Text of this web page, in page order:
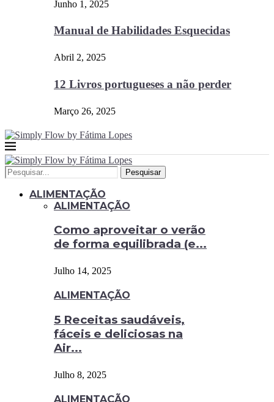
Junho 1, 2025
Manual de Habilidades Esquecidas
Abril 2, 2025
12 Livros portugueses a não perder
Março 26, 2025
Pesquisar
ALIMENTAÇÃO
ALIMENTAÇÃO
Como aproveitar o verão
de forma equilibrada (e...
Julho 14, 2025
ALIMENTAÇÃO
5 Receitas saudáveis,
fáceis e deliciosas na
Air...
Julho 8, 2025
ALIMENTAÇÃO